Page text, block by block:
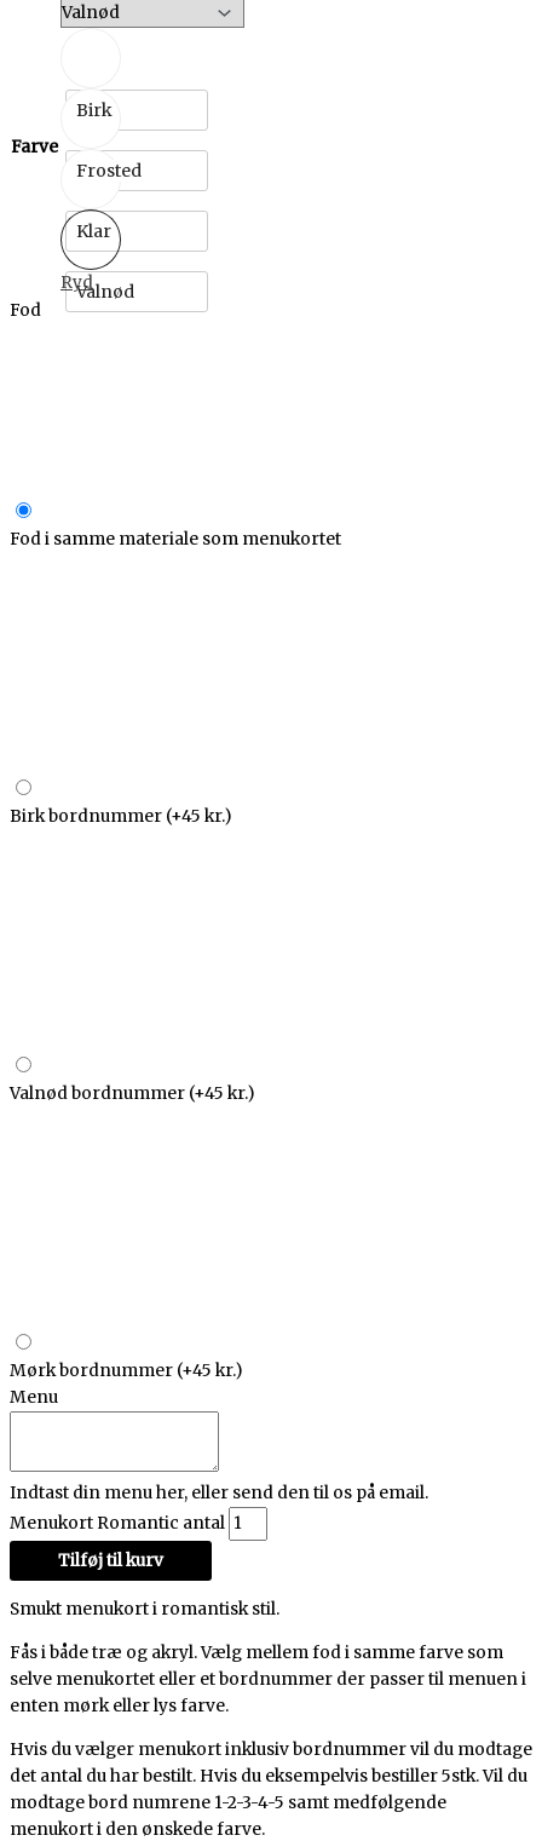
Farve
Birk
Frosted
Klar
Valnød
Ryd
Fod
Fod i samme materiale som menukortet
Birk bordnummer (+45 kr.)
Valnød bordnummer (+45 kr.)
Mørk bordnummer (+45 kr.)
Menu
Indtast din menu her, eller send den til os på email.
Menukort Romantic antal
Tilføj til kurv
Smukt menukort i romantisk stil.
Fås i både træ og akryl. Vælg mellem fod i samme farve som
selve menukortet eller et bordnummer der passer til menuen i
enten mørk eller lys farve.
Hvis du vælger menukort inklusiv bordnummer vil du modtage
det antal du har bestilt. Hvis du eksempelvis bestiller 5stk. Vil du
modtage bord numrene 1-2-3-4-5 samt medfølgende
menukort i den ønskede farve.